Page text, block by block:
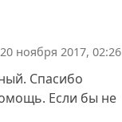
20 ноября 2017, 02:26
Спасибо
Если бы не